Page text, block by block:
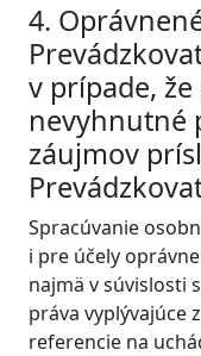
4.
v prípade,
nevyhnutné
záujmov
Spracúvanie
i pre účely
najmä v súvislosti
práva vyplývajúce
referencie na